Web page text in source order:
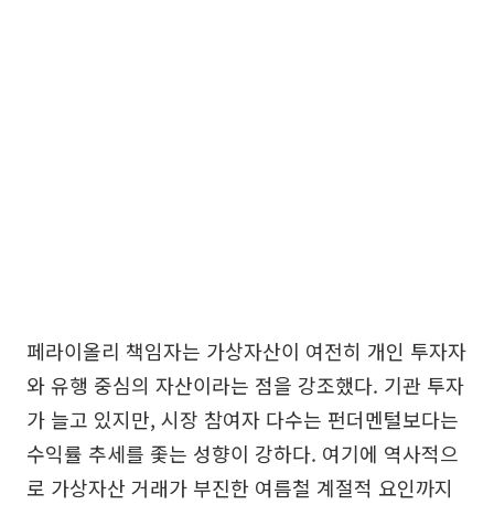
페라이올리 책임자는 가상자산이 여전히 개인 투자자
와 유행 중심의 자산이라는 점을 강조했다. 기관 투자
가 늘고 있지만, 시장 참여자 다수는 펀더멘털보다는
수익률 추세를 좇는 성향이 강하다. 여기에 역사적으
로 가상자산 거래가 부진한 여름철 계절적 요인까지